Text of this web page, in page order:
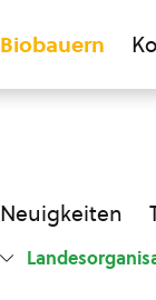
Biobauern
Neuigkeiten